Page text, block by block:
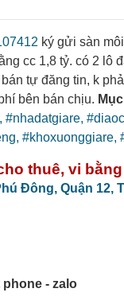
ký gửi sàn
cc 1,8 tỷ. có 2 lô
tự đăng tin, k
bên bán chịu.
#nhadatgiare,
#khoxuonggiare,
thuê, vi
Đông, Quận 12,
phone - zalo